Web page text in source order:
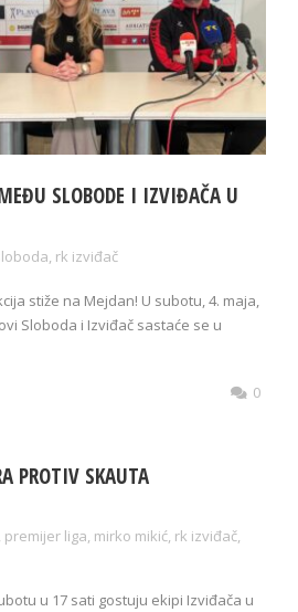
SLOBODE I IZVIĐAČA U
, rk izviđač
stiže na Mejdan! U subotu, 4. maja,
Sloboda i Izviđač sastaće se u
0
PROTIV SKAUTA
premijer liga, mirko mikić, rk izviđač,
u 17 sati gostuju ekipi Izviđača u